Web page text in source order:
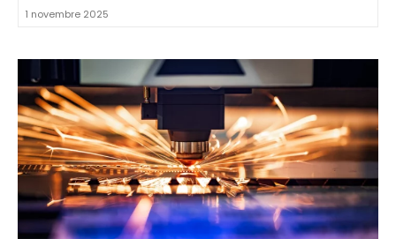
1 novembre 2025